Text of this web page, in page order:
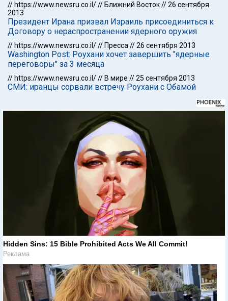
// https://www.newsru.co.il/// Ближний Восток//26 сентября
2013
Президент Ирана призвал Израиль присоединиться к
Договору о нераспространении ядерного оружия
// https://www.newsru.co.il/// Пресса //26 сентября 2013
Washington Post: Роухани хочет завершить "ядерные
переговоры" за 3 месяца
// https://www.newsru.co.il/// В мире //25 сентября 2013
СМИ: иранцы сорвали встречу Роухани с Обамой
Hidden Sins: 15 Bible Prohibited Acts We All Commit!
Реклама